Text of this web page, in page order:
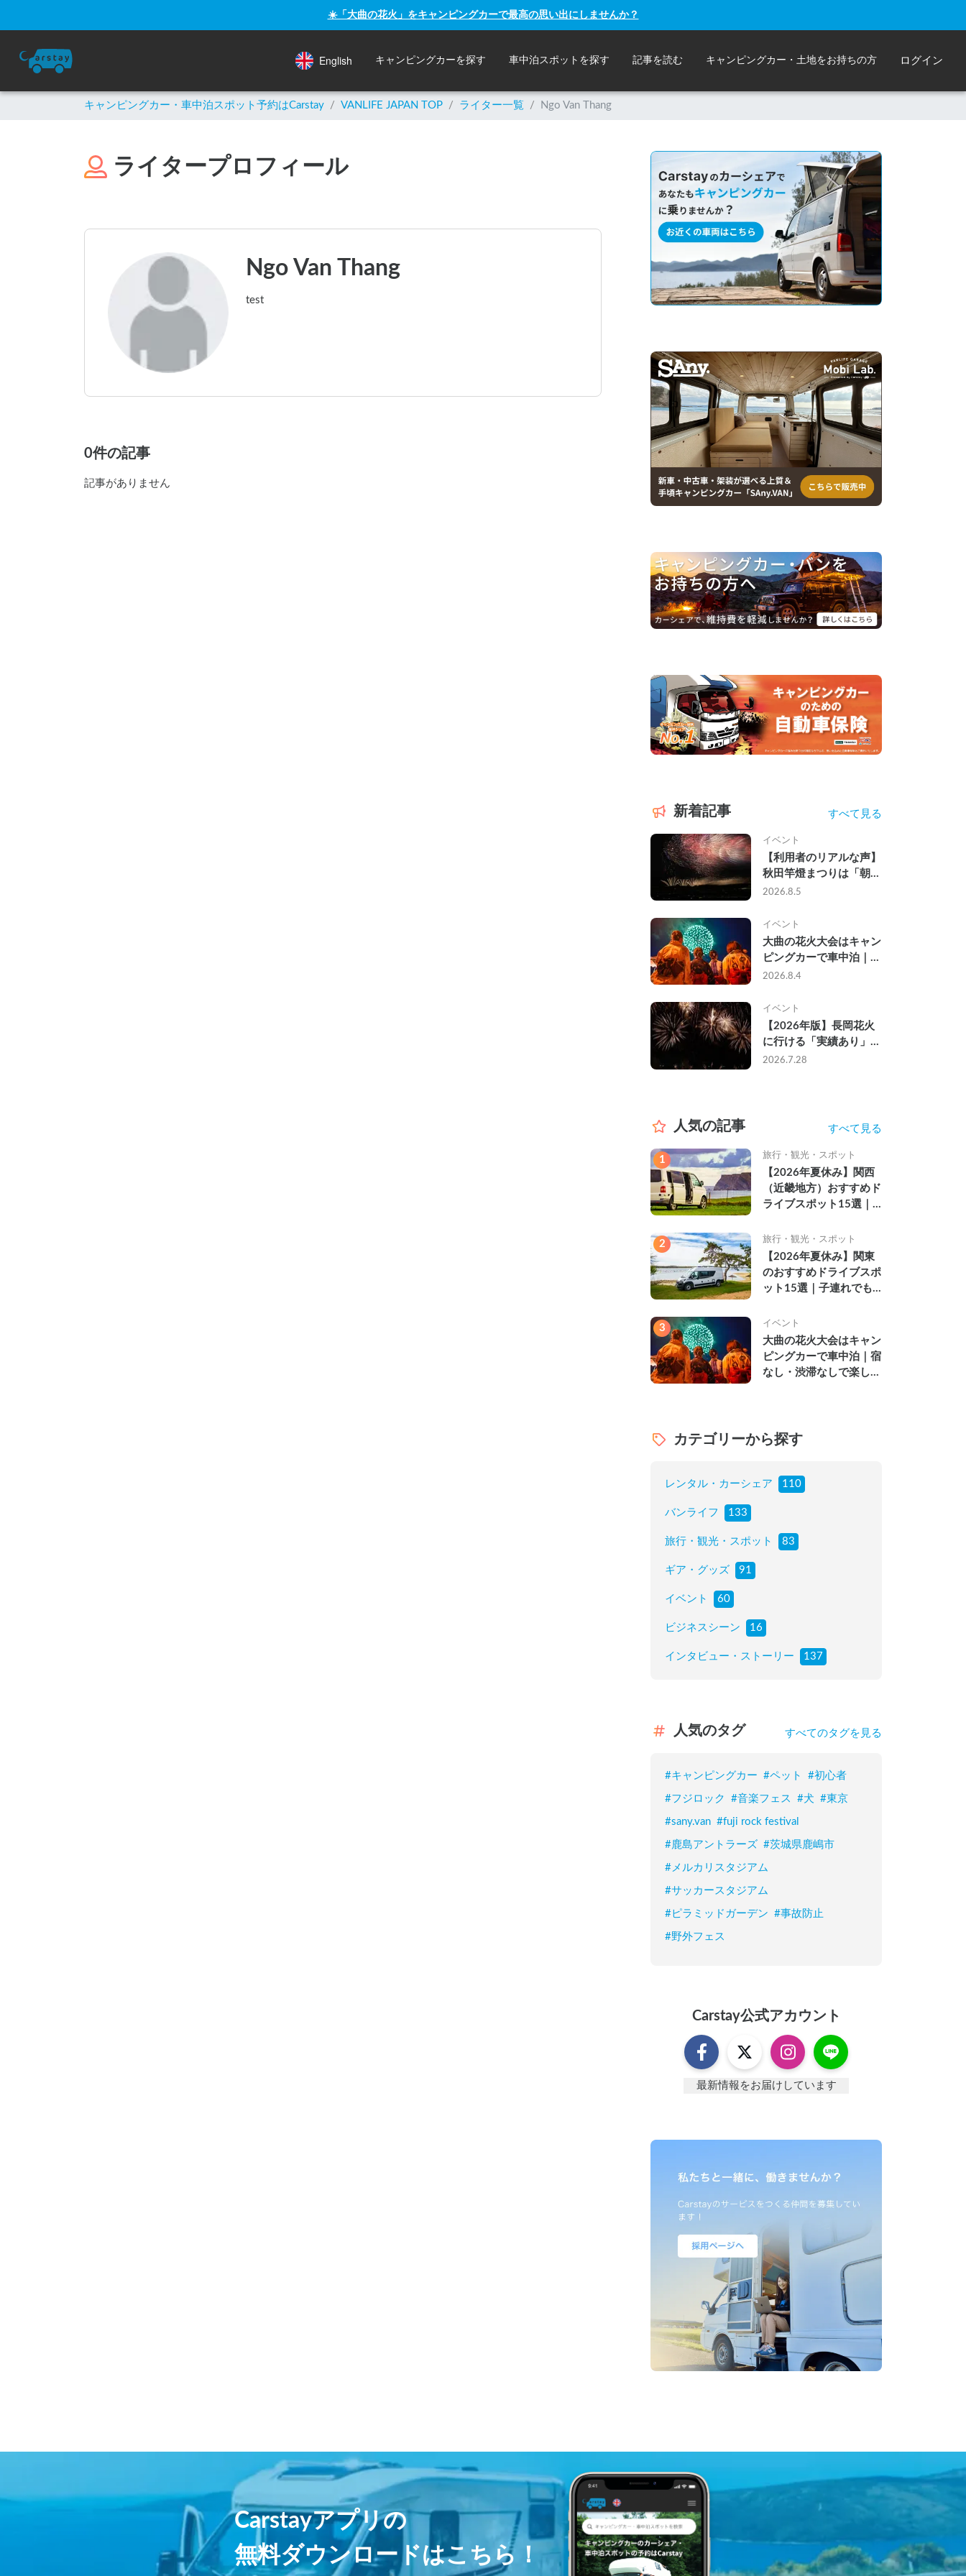
☀️「大曲の花火」をキャンピングカーで最高の思い出にしませんか？
English キャンピングカーを探す 車中泊スポットを探す 記事を読む キャンピングカー・土地をお持ちの方 ログイン
キャンピングカー・車中泊スポット予約はCarstay / VANLIFE JAPAN TOP / ライター一覧 / Ngo Van Thang
ライタープロフィール
Ngo Van Thang
test
0件の記事
記事がありません
新着記事 すべて見る
イベント
【利用者のリアルな声】
秋田竿燈まつりは「朝か
ら夜まで」の祭り。キャ
組の記録
2026.8.5
イベント
大曲の花火大会はキャン
ピングカーで車中泊｜宿
なし・渋滞なしで楽しむ
2026.8.4
イベント
【2026年版】長岡花火
に行ける「実績あり」の
キャンピングカー3選｜
2026.7.28
人気の記事 すべて見る
1 旅行・観光・スポット
【2026年夏休み】関西
（近畿地方）おすすめド
ライブスポット15選｜
名所を紹介
2 旅行・観光・スポット
【2026年夏休み】関東
のおすすめドライブスポ
ット15選｜子連れでも
ルメ・温泉を徹底解説
3 イベント
大曲の花火大会はキャン
ピングカーで車中泊｜宿
なし・渋滞なしで楽しむ
カテゴリーから探す
レンタル・カーシェア 110
バンライフ 133
旅行・観光・スポット 83
ギア・グッズ 91
イベント 60
ビジネスシーン 16
インタビュー・ストーリー 137
人気のタグ すべてのタグを見る
#キャンピングカー #ペット #初心者
#フジロック #音楽フェス #犬 #東京
#sany.van #fuji rock festival
#鹿島アントラーズ #茨城県鹿嶋市
#メルカリスタジアム
#サッカースタジアム
#ピラミッドガーデン #事故防止
#野外フェス
Carstay公式アカウント
最新情報をお届けしています
Carstayアプリの
無料ダウンロードはこちら！